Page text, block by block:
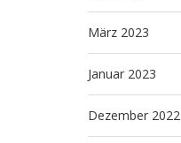
März 2023
Januar 2023
Dezember 2022